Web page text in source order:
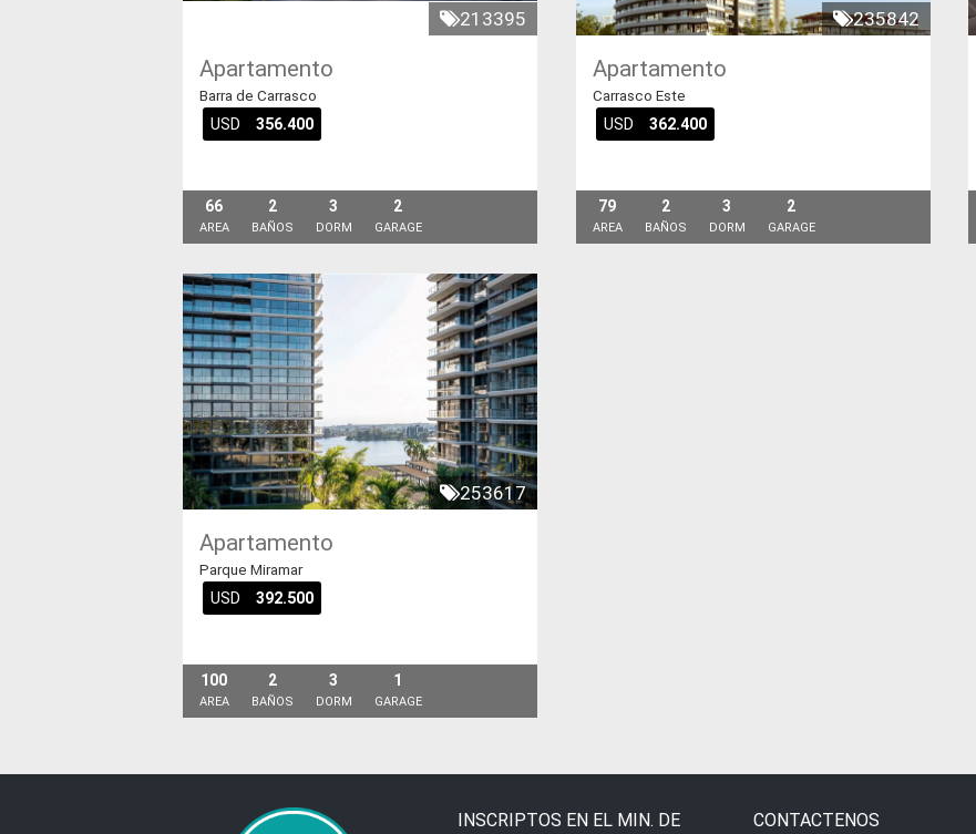
213395
Apartamento
Barra de Carrasco
USD 356.400
66
AREA
2
BAÑOS
3
DORM
2
GARAGE
235842
Apartamento
Carrasco Este
USD 362.400
79
AREA
2
BAÑOS
3
DORM
2
GARAGE
253617
Apartamento
Parque Miramar
USD 392.500
100
AREA
2
BAÑOS
3
DORM
1
GARAGE
INSCRIPTOS EN EL MIN. DE CONTACTENOS